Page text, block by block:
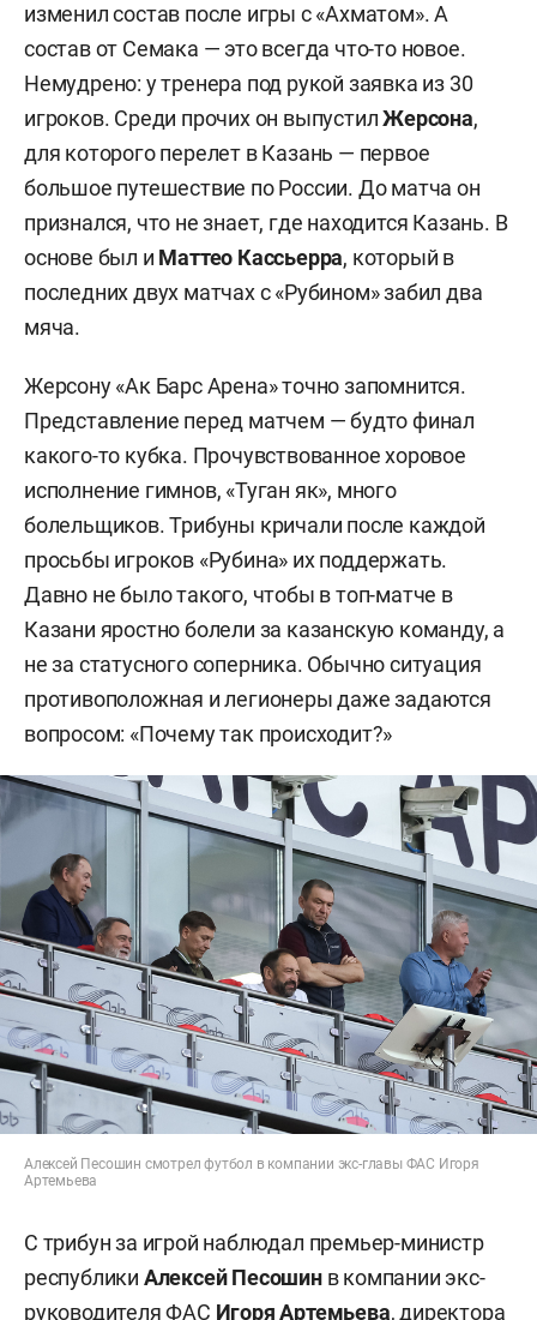
изменил состав после игры с «Ахматом». А
состав от Семака — это всегда что-то новое.
Немудрено: у тренера под рукой заявка из 30
игроков. Среди прочих он выпустилЖерсона,
для которого перелет в Казань — первое
большое путешествие по России. До матча он
признался, что не знает, где находится Казань. В
основе был и Маттео Кассьерра, который в
последних двух матчах с «Рубином» забил два
мяча.
Жерсону «Ак Барс Арена» точно запомнится.
Представление перед матчем — будто финал
какого-то кубка. Прочувствованное хоровое
исполнение гимнов, «Туган як», много
болельщиков. Трибуны кричали после каждой
просьбы игроков «Рубина» их поддержать.
Давно не было такого, чтобы в топ-матче в
Казани яростно болели за казанскую команду, а
не за статусного соперника. Обычно ситуация
противоположная и легионеры даже задаются
вопросом: «Почему так происходит?»
Алексей Песошин смотрел футбол в компании экс-главы ФАС Игоря
Артемьева
С трибун за игрой наблюдал премьер-министр
республики Алексей Песошинв компании экс-
руководителя ФАС Игоря Артемьева, директора